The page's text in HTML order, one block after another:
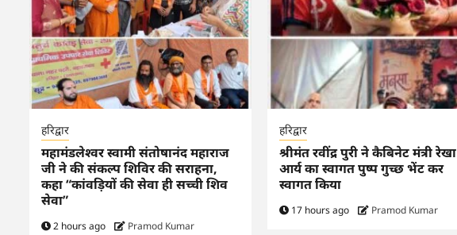
हरिद्वार
महामंडलेश्वर स्वामी संतोषानंद महाराज
जी ने की संकल्प शिविर की सराहना,
कहा “कांवड़ियों की सेवा ही सच्ची शिव
सेवा”
2 hours ago Pramod Kumar
हरिद्वार
श्रीमंत रवींद्र पुरी ने कैबिनेट मंत्री रेखा
आर्य का स्वागत पुष्प गुच्छ भेंट कर
स्वागत किया
17 hours ago Pramod Kumar